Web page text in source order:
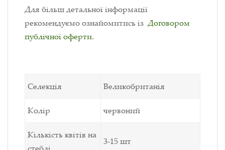
Для більш детальної інформації
рекомендуємо ознайомитись із Договором
публічної оферти.
Селекція Великобританія
Колір червоний
Кількість квітів на
3-15 шт